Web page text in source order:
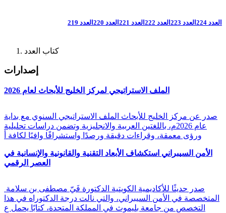
العدد 224 العدد 223 العدد 222 العدد 221 العدد 220 العدد 219
كتاب العدد
إصدارات
الملف الاستراتيجي لمركز الخليج للأبحاث لعام 2026
صدر عن مركز الخليج للأبحاث الملف الاستراتيجي السنوي مع بداية
عام 2026م، باللغتين العربية والانجليزية وتضمن دراسات تحليلية
ورؤى معمقة، وقراءات دقيقة ورصدًا واستشرافًا وافيًا لكافة أ
الأمن السيبراني استكشاف الأبعاد التقنية والقانونية والإنسانية في
العصر الرقمي
المتخصصة في الأمن السيبراني، والتي نالت درجة الدكتوراه في هذا
التخصص من جامعة بليموث في المملكة المتحدة، كتابًا يحمل ع